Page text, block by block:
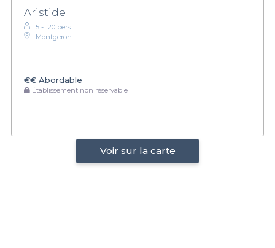
Aristide
5 - 120 pers.
Montgeron
€€ Abordable
Établissement non réservable
Voir sur la carte